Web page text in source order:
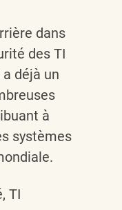
dans
des TI
déjà un
à
systèmes
TI